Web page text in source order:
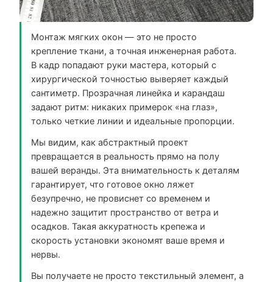
Монтаж мягких окон — это не просто
крепление ткани, а точная инженерная работа.
В кадр попадают руки мастера, который с
хирургической точностью выверяет каждый
сантиметр. Прозрачная линейка и карандаш
задают ритм: никаких примерок «на глаз»,
только четкие линии и идеальные пропорции.
Мы видим, как абстрактный проект
превращается в реальность прямо на полу
вашей веранды. Эта внимательность к деталям
гарантирует, что готовое окно ляжет
безупречно, не провиснет со временем и
надежно защитит пространство от ветра и
осадков. Такая аккуратность крепежа и
скорость установки экономят ваше время и
нервы.
Вы получаете не просто текстильный элемент, а